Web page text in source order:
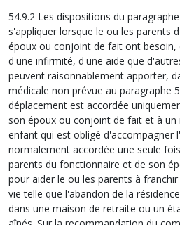
54.9.2 Les dispositions du
s'appliquer lorsque le ou les parents
époux ou conjoint de fait ont besoin,
d'une infirmité, d'une aide que
peuvent raisonnablement apporter,
médicale non prévue au paragraphe
déplacement est accordée
son époux ou conjoint de fait et à
enfant qui est obligé d'accompagner
normalement accordée une seule
parents du fonctionnaire et de son
pour aider le ou les parents à
vie telle que l'abandon de la
dans une maison de retraite ou un